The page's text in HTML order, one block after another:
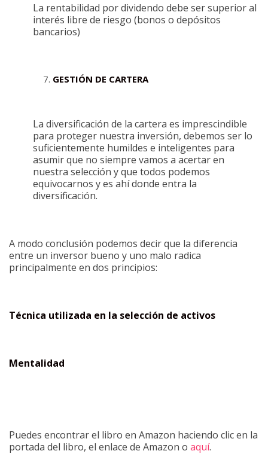
La rentabilidad por dividendo debe ser superior al
interés libre de riesgo (bonos o depósitos
bancarios)
GESTIÓN DE CARTERA
La diversificación de la cartera es imprescindible
para proteger nuestra inversión, debemos ser lo
suficientemente humildes e inteligentes para
asumir que no siempre vamos a acertar en
nuestra selección y que todos podemos
equivocarnos y es ahí donde entra la
diversificación.
A modo conclusión podemos decir que la diferencia
entre un inversor bueno y uno malo radica
principalmente en dos principios:
Técnica utilizada en la selección de activos
Mentalidad
Puedes encontrar el libro en Amazon haciendo clic en la
portada del libro, el enlace de Amazon o aquí.